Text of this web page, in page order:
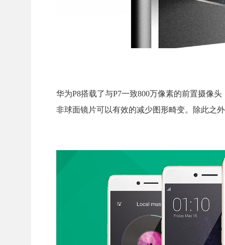
华为P8搭载了与P7一致800万像素的前置摄像
非球面镜片可以有效的减少图形畸变。除此之